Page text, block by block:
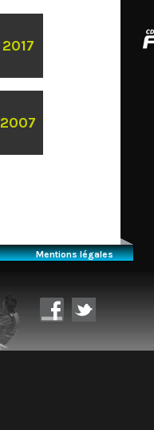
2017
2007
Mentions légales